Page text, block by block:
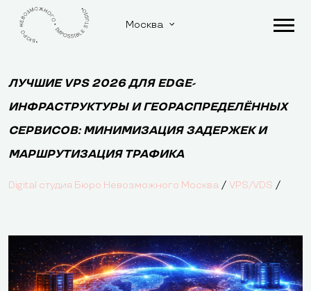
Москва
ЛУЧШИЕ VPS 2026 ДЛЯ EDGE-
ИНФРАСТРУКТУРЫ И ГЕОРАСПРЕДЕЛЁННЫХ
СЕРВИСОВ: МИНИМИЗАЦИЯ ЗАДЕРЖЕК И
МАРШРУТИЗАЦИЯ ТРАФИКА
Digital студия Бюро Невозможного Москва / VPS/VDS /